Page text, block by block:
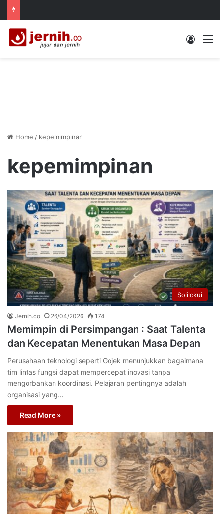
Log In
Home / kepemimpinan
kepemimpinan
Solilokui
Jernih.co 26/04/2026 174
Memimpin di Persimpangan : Saat Talenta
dan Kecepatan Menentukan Masa Depan
Perusahaan teknologi seperti Gojek menunjukkan bagaimana
tim lintas fungsi dapat mempercepat inovasi tanpa
mengorbankan koordinasi. Pelajaran pentingnya adalah
organisasi yang…
Read More »